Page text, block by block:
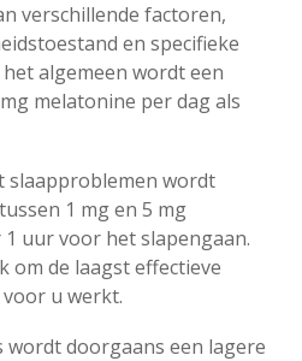
verschillende factoren,
en specifieke
algemeen wordt een
melatonine per dag als
slaapproblemen wordt
1 mg en 5 mg
uur voor het slapengaan.
om de laagst effectieve
u werkt.
doorgaans een lagere